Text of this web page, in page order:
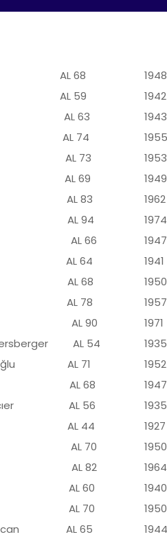
AL 68
AL 59
AL 63
AL 74
AL 73
AL 69
AL 83
AL 94
AL 66
AL 64
AL 68
AL 78
AL 90
AL 54
AL 71
AL 68
AL 56
AL 44
AL 70
Kale AL 82
AL 60
AL 70
Gülcan AL 65